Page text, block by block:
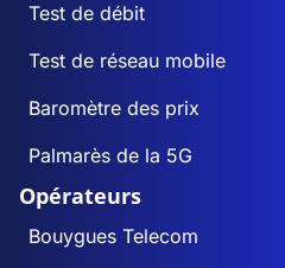
Test de débit
Test de réseau mobile
Baromètre des prix
Palmarès de la 5G
Opérateurs
Bouygues Telecom